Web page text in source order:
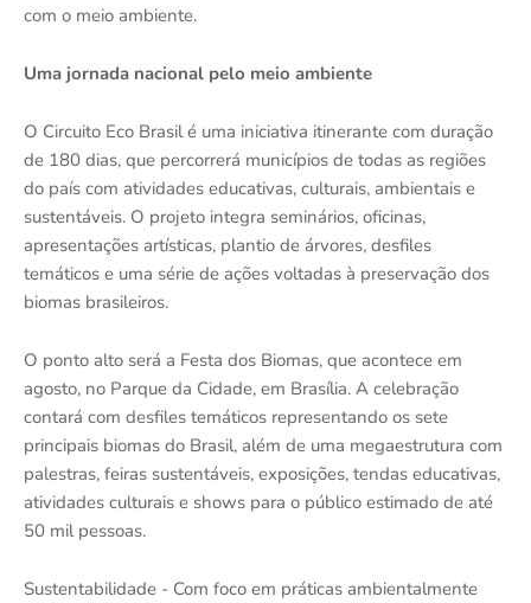
com o meio ambiente.
Uma jornada nacional pelo meio ambiente
O Circuito Eco Brasil é uma iniciativa itinerante com duração
de 180 dias, que percorrerá municípios de todas as regiões
do país com atividades educativas, culturais, ambientais e
sustentáveis. O projeto integra seminários, oficinas,
apresentações artísticas, plantio de árvores, desfiles
temáticos e uma série de ações voltadas à preservação dos
biomas brasileiros.
O ponto alto será a Festa dos Biomas, que acontece em
agosto, no Parque da Cidade, em Brasília. A celebração
contará com desfiles temáticos representando os sete
principais biomas do Brasil, além de uma megaestrutura com
palestras, feiras sustentáveis, exposições, tendas educativas,
atividades culturais e shows para o público estimado de até
50 mil pessoas.
Sustentabilidade - Com foco em práticas ambientalmente